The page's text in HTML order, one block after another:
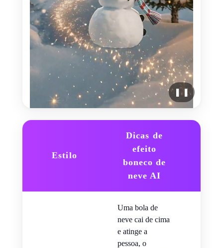
❚ ❚
Estilo
Dicas de
efeito
boneco de
neve AI
Uma bola de
neve cai de cima
e atinge a
pessoa, o